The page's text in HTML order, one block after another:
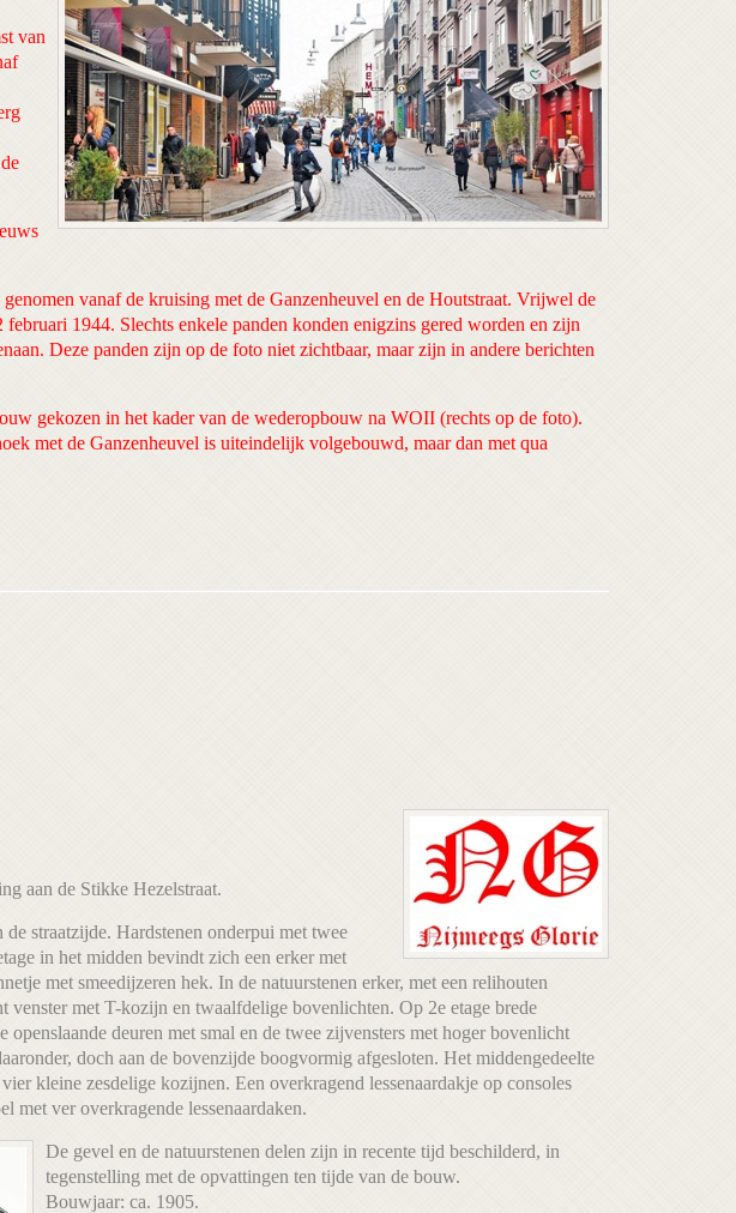
van
vanaf de kruising met de Ganzenheuvel en de Houtstraat. Vrijwel de
1944. Slechts enkele panden konden enigzins gered worden en zijn
Deze panden zijn op de foto niet zichtbaar, maar zijn in andere berichten
gekozen in het kader van de wederopbouw na WOII (rechts op de foto).
met de Ganzenheuvel is uiteindelijk volgebouwd, maar dan met qua
aan de Stikke Hezelstraat.
straatzijde. Hardstenen onderpui met twee
in het midden bevindt zich een erker met
met smeedijzeren hek. In de natuurstenen erker, met een relihouten
met T-kozijn en twaalfdelige bovenlichten. Op 2e etage brede
deuren met smal en de twee zijvensters met hoger bovenlicht
doch aan de bovenzijde boogvormig afgesloten. Het middengedeelte
kleine zesdelige kozijnen. Een overkragend lessenaardakje op consoles
met ver overkragende lessenaardaken.
De gevel en de natuurstenen delen zijn in recente tijd beschilderd, in
tegenstelling met de opvattingen ten tijde van de bouw.
Bouwjaar: ca. 1905.